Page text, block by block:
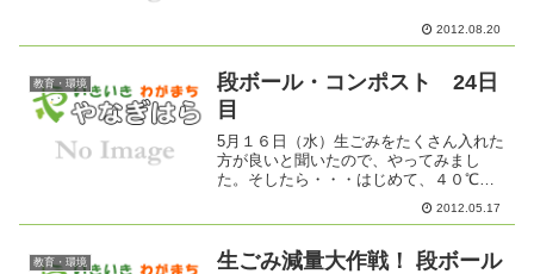
2012.08.20
教育・環境
段ボール・コンポスト 24日
目
5月１６日（水）生ごみをたくさん入れた
方が良いと聞いたので、やってみまし
た。そしたら・・・はじめて、４０℃に
なり、しっかり熱を感じられました。さ
すがにたくさん入れると量は増していま
です。
2012.05.17
教育・環境
生ごみ減量大作戦！ 段ボール